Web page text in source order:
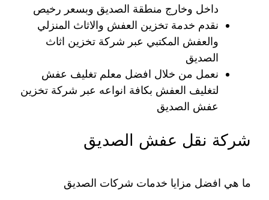
داخل وخارج منطقة الصديق وبسعر رخيص
نقدم خدمة تخزين العفش والاثاث المنزلي
والعفش المكتبي عبر شركة تخزين اثاث
الصديق
نعمل من خلال افضل معلم تغليف عفش
لتغليف العفش بكافة انواعه عبر شركة تخزين
عفش الصديق
شركة نقل عفش الصديق
ما هي افضل مزايا خدمات شركات الصديق